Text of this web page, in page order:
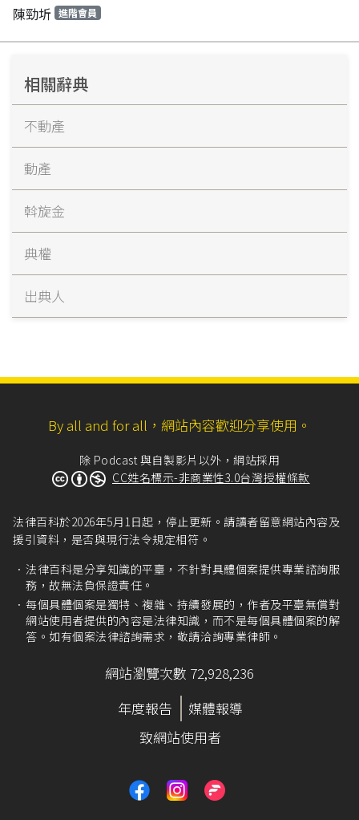
陳勁圻 進階會員
相關辭典
不動產
動產
斡旋金
典權
出典人
By all and for all，網站內容歡迎分享使用。
除 Podcast 與自製影片以外，網站採用
CC姓名標示-非商業性3.0台灣授權條款
法律百科於2026年5月1日起，停止更新。請讀者留意網站內容及
援引資料，是否與現行法令規定相符。
法律百科是分享知識的平臺，不針對具體個案提供專業諮詢服
務，故無法負保證責任。
每個具體個案是獨特、複雜、持續發展的，作者及平臺無償對
網站使用者提供的內容是法律知識，而不是每個具體個案的解
答。如有個案法律諮詢需求，敬請洽詢專業律師。
網站瀏覽次數 72,928,236
年度報告
媒體報導
致網站使用者